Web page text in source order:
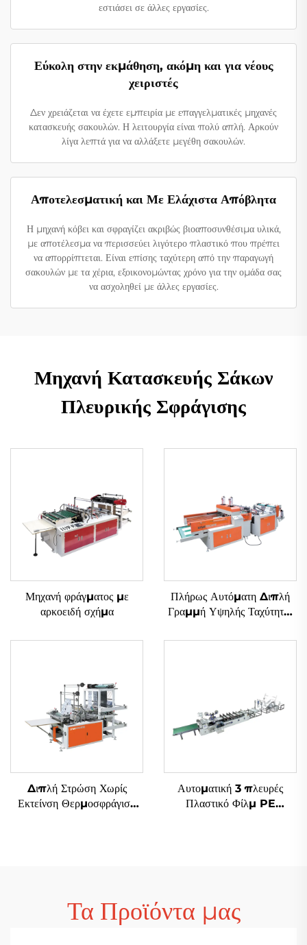
εστιάσει σε άλλες εργασίες.
Εύκολη στην εκμάθηση, ακόμη και για νέους
χειριστές
Δεν χρειάζεται να έχετε εμπειρία με επαγγελματικές μηχανές
κατασκευής σακουλών. Η λειτουργία είναι πολύ απλή. Αρκούν
λίγα λεπτά για να αλλάξετε μεγέθη σακουλών.
Αποτελεσματική και Με Ελάχιστα Απόβλητα
Η μηχανή κόβει και σφραγίζει ακριβώς βιοαποσυνθέσιμα υλικά,
με αποτέλεσμα να περισσεύει λιγότερο πλαστικό που πρέπει
να απορρίπτεται. Είναι επίσης ταχύτερη από την παραγωγή
σακουλών με τα χέρια, εξοικονομώντας χρόνο για την ομάδα σας
να ασχοληθεί με άλλες εργασίες.
Μηχανή Κατασκευής Σάκων
Πλευρικής Σφράγισης
Μηχανή φράγματος με
αρκοειδή σχήμα
Πλήρως Αυτόματη Διπλή
Γραμμή Υψηλής Ταχύτητας
από Πλαστικά με Εικόνα T-
Διπλή Στρώση Χωρίς
Εκτείνση Θερμοσφράγιση
Αυτοματική 3 πλευρές
Πλαστικό Φίλμ PE
Τα Προϊόντα μας